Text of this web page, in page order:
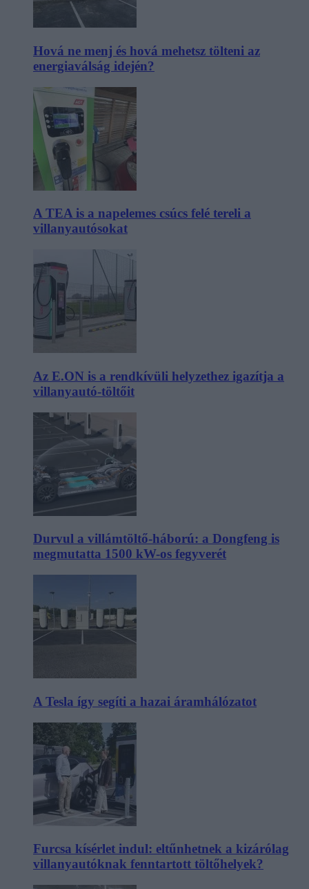
Hová ne menj és hová mehetsz tölteni az
energiaválság idején?
A TEA is a napelemes csúcs felé tereli a
villanyautósokat
Az E.ON is a rendkívüli helyzethez igazítja a
villanyautó-töltőit
Durvul a villámtöltő-háború: a Dongfeng is
megmutatta 1500 kW-os fegyverét
A Tesla így segíti a hazai áramhálózatot
Furcsa kísérlet indul: eltűnhetnek a kizárólag
villanyautóknak fenntartott töltőhelyek?